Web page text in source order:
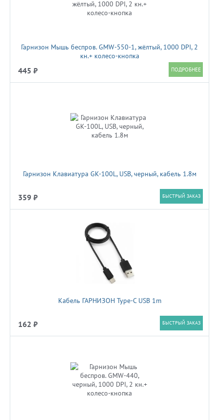
Гарнизон Мышь беспров. GMW-550-1, жёлтый, 1000 DPI, 2
кн.+ колесо-кнопка
445 ₽
Гарнизон Клавиатура GK-100L, USB, черный, кабель 1.8м
359 ₽ БЫСТРЫЙ ЗАКАЗ
Кабель ГАРНИЗОН Type-C USB 1m
162 ₽ БЫСТРЫЙ ЗАКАЗ